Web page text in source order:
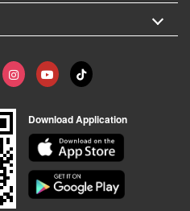
Download Application